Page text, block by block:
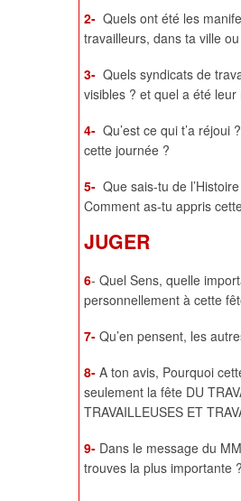
2- Quels ont été les
travailleurs, dans ta ville
3- Quels syndicats de
visibles ? et quel a été
4- Qu’est ce qui t’a
cette journée ?
5- Que sais-tu de
Comment as-tu appris
JUGER
6- Quel Sens, quelle
personnellement à cette
7- Qu’en pensent, les
8- A ton avis, Pourquoi
seulement la fête DU
TRAVAILLEUSES ET
9- Dans le message du
trouves la plus importante